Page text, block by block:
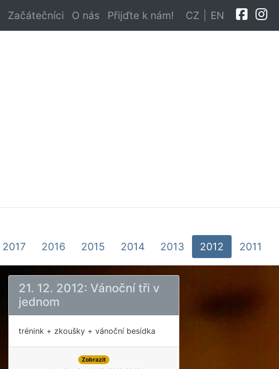
Začátečníci O nás Přijďte k nám! CZ EN
2017 2016 2015 2014 2013 2012 2011
21. 12. 2012: Vánoční tři v
jednom
trénink + zkoušky + vánoční besídka
Zobrazit